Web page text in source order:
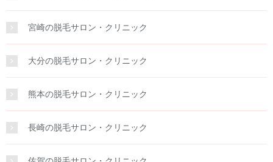
宮崎の脱毛サロン・クリニック
大分の脱毛サロン・クリニック
熊本の脱毛サロン・クリニック
長崎の脱毛サロン・クリニック